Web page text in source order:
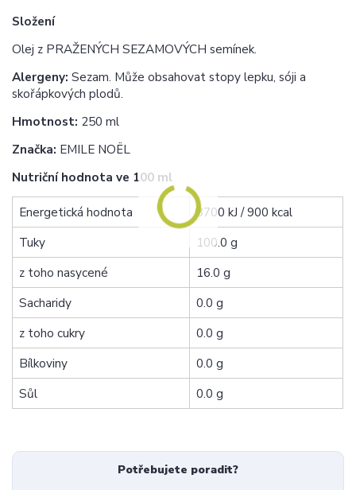
Složení
Olej z PRAŽENÝCH SEZAMOVÝCH semínek.
Alergeny: Sezam. Může obsahovat stopy lepku, sóji a
skořápkových plodů.
Hmotnost: 250 ml
Značka: EMILE NOËL
Nutriční hodnota ve 100 ml
Energetická hodnota
3700 kJ / 900 kcal
Tuky
100.0 g
z toho nasycené
16.0 g
Sacharidy
0.0 g
z toho cukry
0.0 g
Bílkoviny
0.0 g
Sůl
0.0 g
Potřebujete poradit?